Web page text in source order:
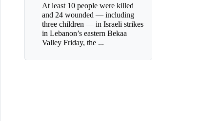
At least 10 people were killed
and 24 wounded — including
three children — in Israeli strikes
in Lebanon’s eastern Bekaa
Valley Friday, the ...